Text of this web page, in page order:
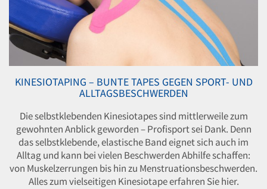
KINESIOTAPING – BUNTE TAPES GEGEN SPORT- UND
ALLTAGSBESCHWERDEN
Die selbstklebenden Kinesiotapes sind mittlerweile zum
gewohnten Anblick geworden – Profisport sei Dank. Denn
das selbstklebende, elastische Band eignet sich auch im
Alltag und kann bei vielen Beschwerden Abhilfe schaffen:
von Muskelzerrungen bis hin zu Menstruationsbeschwerden.
Alles zum vielseitigen Kinesiotape erfahren Sie hier.